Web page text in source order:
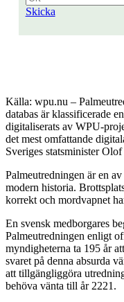
Skicka
Källa: wpu.nu –
databas är klassificerade
digitaliserats av WPU-
det mest omfattande
Sveriges statsminister
Palmeutredningen är en
modern historia.
korrekt och mordvapnet
En svensk medborgares
Palmeutredningen enligt
myndigheterna ta 195 år
svaret på denna absurda
att tillgängliggöra
behöva vänta till år 2221.